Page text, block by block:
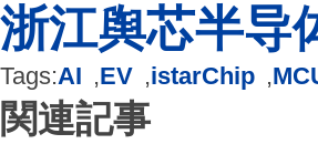
浙江舆芯半导
Tags:AI ,EV ,istarChip ,
関連記事